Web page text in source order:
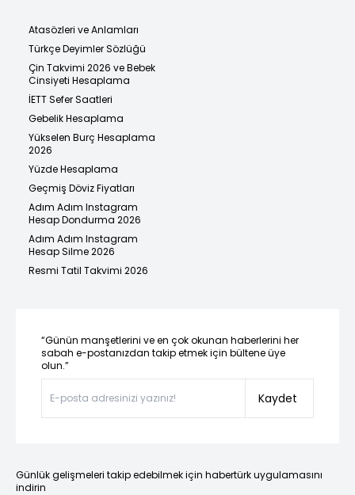
Atasözleri ve Anlamları
Türkçe Deyimler Sözlüğü
Çin Takvimi 2026 ve Bebek
Cinsiyeti Hesaplama
İETT Sefer Saatleri
Gebelik Hesaplama
Yükselen Burç Hesaplama
2026
Yüzde Hesaplama
Geçmiş Döviz Fiyatları
Adım Adım Instagram
Hesap Dondurma 2026
Adım Adım Instagram
Hesap Silme 2026
Resmi Tatil Takvimi 2026
“Günün manşetlerini ve en çok okunan haberlerini her
sabah e-postanızdan takip etmek için bültene üye
olun.”
Kaydet
Günlük gelişmeleri takip edebilmek için habertürk uygulamasını
indirin